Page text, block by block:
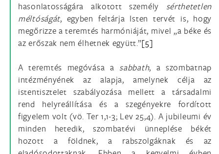
hasonlatosságára alkotott személy sérthetetlen
méltóságát, egyben feltárja Isten tervét is, hogy
megőrizze a teremtés harmóniáját, mivel „a béke és
az erőszak nem élhetnek együtt.”[5]
A teremtés megóvása a sabbath, a szombatnap
intézményének az alapja, amelynek célja az
istentisztelet szabályozása mellett a társadalmi
rend helyreállítása és a szegényekre fordított
figyelem volt (vö. Ter 1,1-3; Lev 25,4). A jubileumi év
minden hetedik, szombatévi ünneplése békét
hozott a földnek, a rabszolgáknak és az